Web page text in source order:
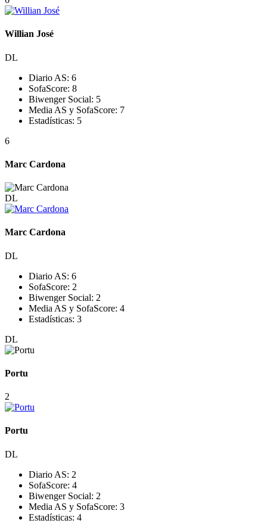
Willian José
DL
Diario AS: 6
SofaScore: 8
Biwenger Social: 5
Media AS y SofaScore: 7
Estadísticas: 5
6
Marc Cardona
DL
Marc Cardona
DL
Diario AS: 6
SofaScore: 2
Biwenger Social: 2
Media AS y SofaScore: 4
Estadísticas: 3
DL
Portu
2
Portu
DL
Diario AS: 2
SofaScore: 4
Biwenger Social: 2
Media AS y SofaScore: 3
Estadísticas: 4